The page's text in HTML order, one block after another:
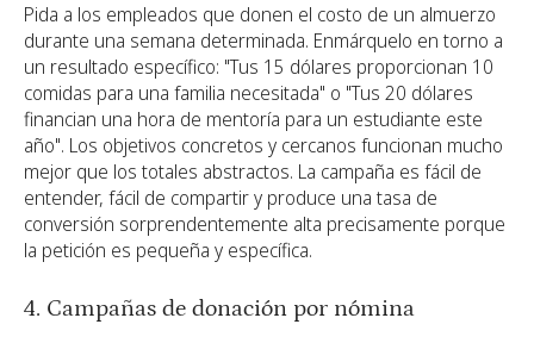
Pida a los empleados que donen el costo de un almuerzo
durante una semana determinada. Enmárquelo en torno a
un resultado específico: "Tus 15 dólares proporcionan 10
comidas para una familia necesitada" o "Tus 20 dólares
financian una hora de mentoría para un estudiante este
año". Los objetivos concretos y cercanos funcionan mucho
mejor que los totales abstractos. La campaña es fácil de
entender, fácil de compartir y produce una tasa de
conversión sorprendentemente alta precisamente porque
la petición es pequeña y específica.
4. Campañas de donación por nómina